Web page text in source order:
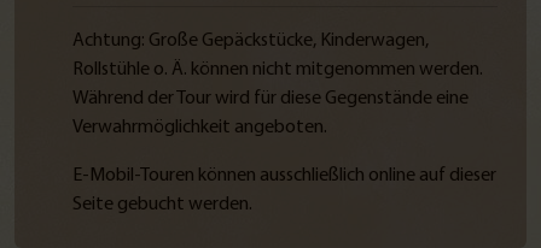
Achtung: Große Gepäckstücke, Kinderwagen,
Rollstühle o. Ä. können nicht mitgenommen werden.
Während der Tour wird für diese Gegenstände eine
Verwahrmöglichkeit angeboten.
E-Mobil-Touren können ausschließlich online auf dieser
Seite gebucht werden.